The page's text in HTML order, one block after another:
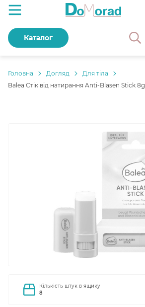
Каталог
Головнa Догляд
Для тіла
Balea Стік від натирання Anti-Blasen Stick 8g
Кількість штук в ящику
8